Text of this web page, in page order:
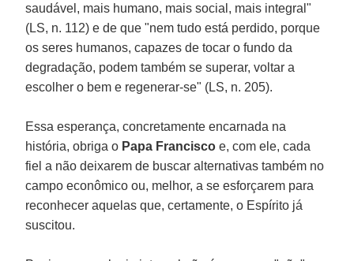
saudável, mais humano, mais social, mais integral"
(LS, n. 112) e de que "nem tudo está perdido, porque
os seres humanos, capazes de tocar o fundo da
degradação, podem também se superar, voltar a
escolher o bem e regenerar-se" (LS, n. 205).
Essa esperança, concretamente encarnada na
história, obriga o Papa Francisco e, com ele, cada
fiel a não deixarem de buscar alternativas também no
campo econômico ou, melhor, a se esforçarem para
reconhecer aquelas que, certamente, o Espírito já
suscitou.